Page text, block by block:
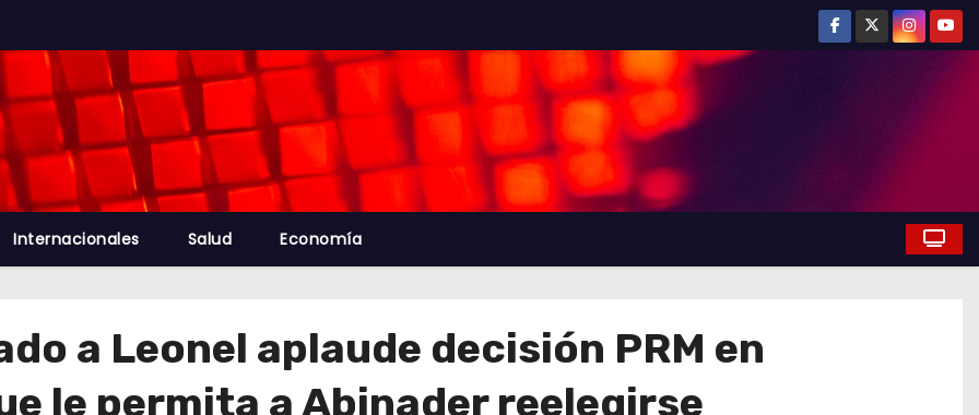
Internacionales Salud Economía
a Leonel aplaude decisión PRM en
le permita a Abinader reelegirse